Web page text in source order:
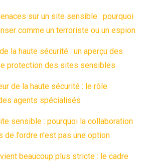
sur un site sensible : pourquoi
comme un terroriste ou un espion
la haute sécurité : un aperçu des
protection des sites sensibles
de la haute sécurité : le rôle
agents spécialisés
sensible : pourquoi la collaboration
l’ordre n’est pas une option
beaucoup plus stricte : le cadre